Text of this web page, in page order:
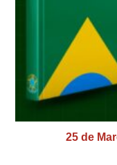
25 de